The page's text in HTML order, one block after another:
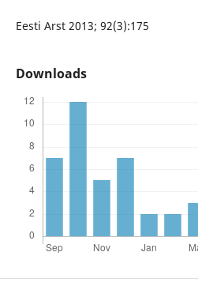
Eesti Arst 2013; 92(3):175
Downloads